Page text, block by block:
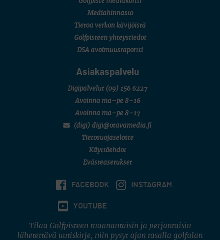
Mediahinnasto
Tietoa verkon kävijöistä
Golfpisteen yhteystiedot
DSA avoimuusraportti
Asiakaspalvelu
Digipalvelut (09) 156 6227
Avoinna ma–pe 8–16
Avoinna ma–pe 8–17
(digi) digi@otavamedia.fi
Tietosuojaseloste
Käyttöehdot
Evästeasetukset
FACEBOOK INSTAGRAM
YOUTUBE
Tilaa Golfpisteen maanantaisin ja perjantaisin
lähetettävä uutiskirje, niin pysyt ajan tasalla golfalan